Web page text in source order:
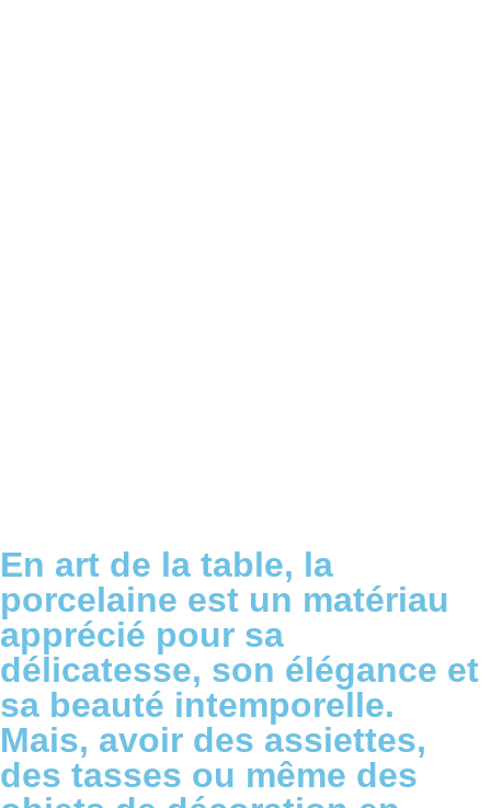
En art de la table, la
porcelaine est un matériau
apprécié pour sa
délicatesse, son élégance et
sa beauté intemporelle.
Mais, avoir des assiettes,
des tasses ou même des